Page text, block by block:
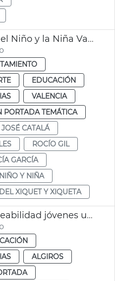
Día Internacional del Niño y la Niña Valéncia
EDUCACIÓN
VALENCIA
PORTADA TEMÁTICA
CATALÁ
ROCÍO GIL
GARCÍA
Y NIÑA
XIQUET Y XIQUETA
Programa de empleabilidad jóvenes universitarios UPV
ALGIROS